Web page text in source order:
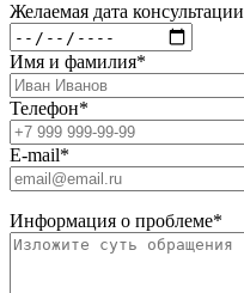
Желаемая дата консультации
Имя и фамилия*
Телефон*
E-mail*
Информация о проблеме*